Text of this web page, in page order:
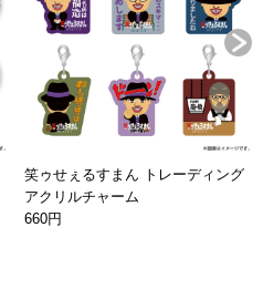
笑ゥせぇるすまん トレーディング
アクリルチャーム
660円